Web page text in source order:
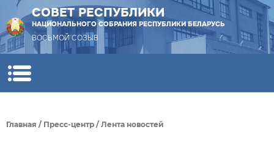
СОВЕТ РЕСПУБЛИКИ
НАЦИОНАЛЬНОГО СОБРАНИЯ РЕСПУБЛИКИ БЕЛАРУСЬ
ВОСЬМОЙ СОЗЫВ
Главная / Пресс-центр / Лента новостей